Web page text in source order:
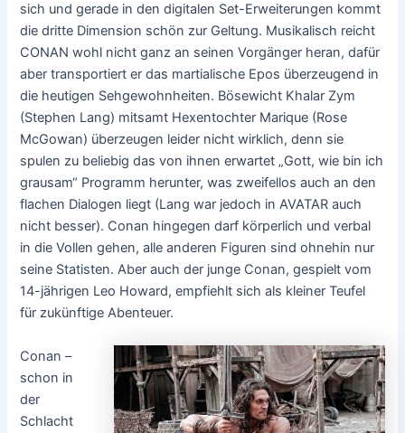
sich und gerade in den digitalen Set-Erweiterungen kommt
die dritte Dimension schön zur Geltung. Musikalisch reicht
CONAN wohl nicht ganz an seinen Vorgänger heran, dafür
aber transportiert er das martialische Epos überzeugend in
die heutigen Sehgewohnheiten. Bösewicht Khalar Zym
(Stephen Lang) mitsamt Hexentochter Marique (Rose
McGowan) überzeugen leider nicht wirklich, denn sie
spulen zu beliebig das von ihnen erwartet „Gott, wie bin ich
grausam“ Programm herunter, was zweifellos auch an den
flachen Dialogen liegt (Lang war jedoch in AVATAR auch
nicht besser). Conan hingegen darf körperlich und verbal
in die Vollen gehen, alle anderen Figuren sind ohnehin nur
seine Statisten. Aber auch der junge Conan, gespielt vom
14-jährigen Leo Howard, empfiehlt sich als kleiner Teufel
für zukünftige Abenteuer.
Conan –
schon in
der
Schlacht